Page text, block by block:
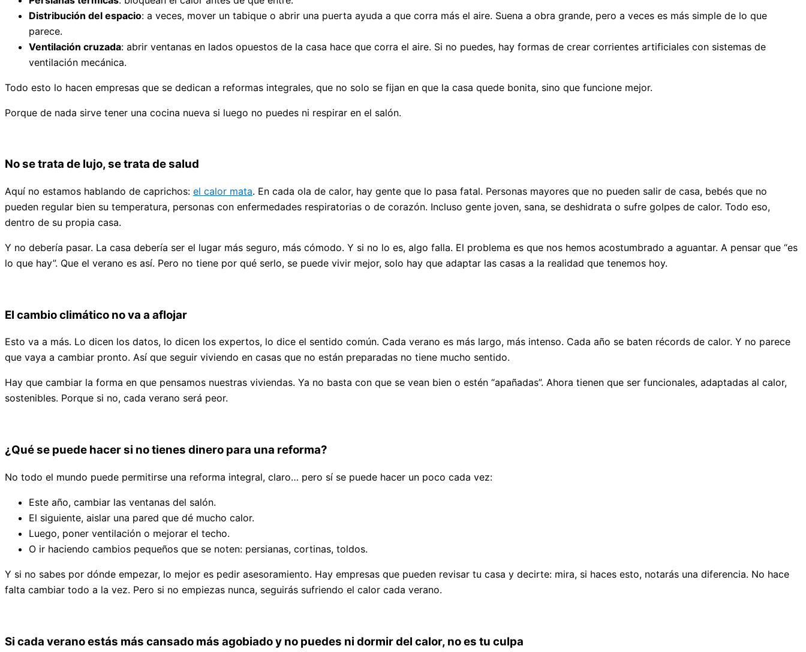
Distribución del espacio: a veces, mover un tabique o abrir una puerta ayuda a que corra más el aire. Suena a obra grande, pero a veces es más simple de lo que
parece.
Ventilación cruzada: abrir ventanas en lados opuestos de la casa hace que corra el aire. Si no puedes, hay formas de crear corrientes artificiales con sistemas de
ventilación mecánica.
Todo esto lo hacen empresas que se dedican a reformas integrales, que no solo se fijan en que la casa quede bonita, sino que funcione mejor.
Porque de nada sirve tener una cocina nueva si luego no puedes ni respirar en el salón.
No se trata de lujo, se trata de salud
Aquí no estamos hablando de caprichos: el calor mata. En cada ola de calor, hay gente que lo pasa fatal. Personas mayores que no pueden salir de casa, bebés que no
pueden regular bien su temperatura, personas con enfermedades respiratorias o de corazón. Incluso gente joven, sana, se deshidrata o sufre golpes de calor. Todo eso,
dentro de su propia casa.
Y no debería pasar. La casa debería ser el lugar más seguro, más cómodo. Y si no lo es, algo falla. El problema es que nos hemos acostumbrado a aguantar. A pensar que “es
lo que hay”. Que el verano es así. Pero no tiene por qué serlo, se puede vivir mejor, solo hay que adaptar las casas a la realidad que tenemos hoy.
El cambio climático no va a aflojar
Esto va a más. Lo dicen los datos, lo dicen los expertos, lo dice el sentido común. Cada verano es más largo, más intenso. Cada año se baten récords de calor. Y no parece
que vaya a cambiar pronto. Así que seguir viviendo en casas que no están preparadas no tiene mucho sentido.
Hay que cambiar la forma en que pensamos nuestras viviendas. Ya no basta con que se vean bien o estén “apañadas”. Ahora tienen que ser funcionales, adaptadas al calor,
sostenibles. Porque si no, cada verano será peor.
¿Qué se puede hacer si no tienes dinero para una reforma?
No todo el mundo puede permitirse una reforma integral, claro… pero sí se puede hacer un poco cada vez:
Este año, cambiar las ventanas del salón.
El siguiente, aislar una pared que dé mucho calor.
Luego, poner ventilación o mejorar el techo.
O ir haciendo cambios pequeños que se noten: persianas, cortinas, toldos.
Y si no sabes por dónde empezar, lo mejor es pedir asesoramiento. Hay empresas que pueden revisar tu casa y decirte: mira, si haces esto, notarás una diferencia. No hace
falta cambiar todo a la vez. Pero si no empiezas nunca, seguirás sufriendo el calor cada verano.
Si cada verano estás más cansado más agobiado y no puedes ni dormir del calor, no es tu culpa